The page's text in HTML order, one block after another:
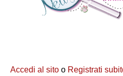
Accedi al sito o Registrati